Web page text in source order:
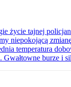
życie tajnej
niepokojącą
temperatura
burze i